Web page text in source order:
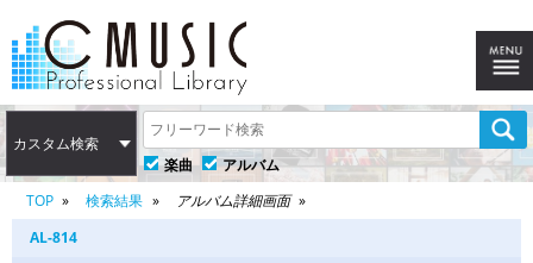
カスタム検索
楽曲
アルバム
TOP
検索結果
アルバム詳細画面
AL-814